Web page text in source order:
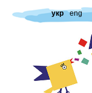
укр eng